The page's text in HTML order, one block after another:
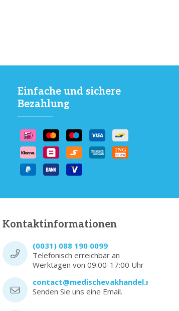
Einfache und sichere
Bezahlung
Kontaktinformationen
(0031) 088 190 0099
Telefonisch erreichbar an
Werktagen von 09:00-17:00 Uhr
contact@medischevakhandel.nl
Senden Sie uns eine Email.